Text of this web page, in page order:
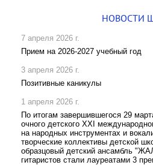
НОВОСТИ
7 апреля 2026 г.
Прием на 2026-2027 учебный год
3 апреля 2026 г.
Позитивные каникулы
1 апреля 2026 г.
По итогам завершившегося 29
очного детского XXI
на народных инструментах и
творческие коллективы детской
образцовый детский ансамбль
гитаристов стали лауреатами 3